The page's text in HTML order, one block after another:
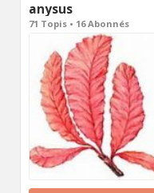
anysus
71 Topis • 16 Abonnés